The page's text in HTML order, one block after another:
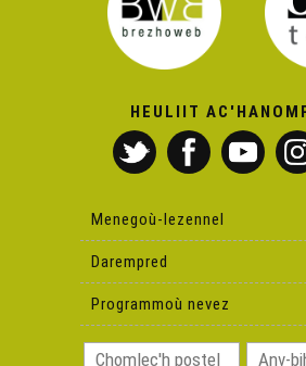
HEULIIT
Menegoù-lezennel
Darempred
Programmoù nevez